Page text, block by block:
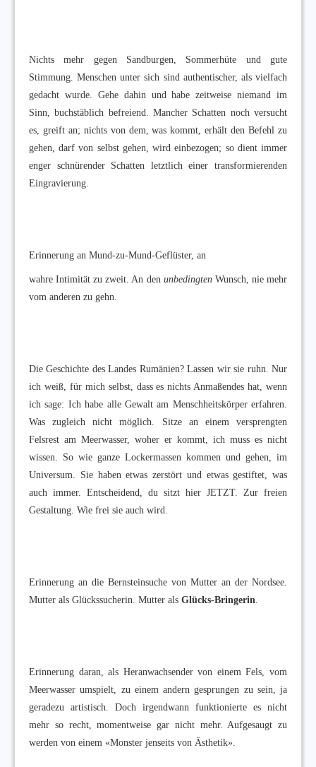
Nichts mehr gegen Sandburgen, Sommerhüte und gute
Stimmung. Menschen unter sich sind authentischer, als vielfach
gedacht wurde. Gehe dahin und habe zeitweise niemand im
Sinn, buchstäblich befreiend. Mancher Schatten noch versucht
es, greift an; nichts von dem, was kommt, erhält den Befehl zu
gehen, darf von selbst gehen, wird einbezogen; so dient immer
enger schnürender Schatten letztlich einer transformierenden
Eingravierung.
Erinnerung an Mund-zu-Mund-Geflüster, an
wahre Intimität zu zweit. An den unbedingtenWunsch, nie mehr
vom anderen zu gehn.
Die Geschichte des Landes Rumänien? Lassen wir sie ruhn. Nur
ich weiß, für mich selbst, dass es nichts Anmaßendes hat, wenn
ich sage: Ich habe alle Gewalt am Menschheitskörper erfahren.
Was zugleich nicht möglich. Sitze an einem versprengten
Felsrest am Meerwasser, woher er kommt, ich muss es nicht
wissen. So wie ganze Lockermassen kommen und gehen, im
Universum. Sie haben etwas zerstört und etwas gestiftet, was
auch immer. Entscheidend, du sitzt hier JETZT. Zur freien
Gestaltung. Wie frei sie auch wird.
Erinnerung an die Bernsteinsuche von Mutter an der Nordsee.
Mutter als Glückssucherin. Mutter als Glücks-Bringerin
Erinnerung daran, als Heranwachsender von einem Fels, vom
Meerwasser umspielt, zu einem andern gesprungen zu sein, ja
geradezu artistisch. Doch irgendwann funktionierte es nicht
mehr so recht, momentweise gar nicht mehr. Aufgesaugt zu
werden von einem «Monster jenseits von Ästhetik».